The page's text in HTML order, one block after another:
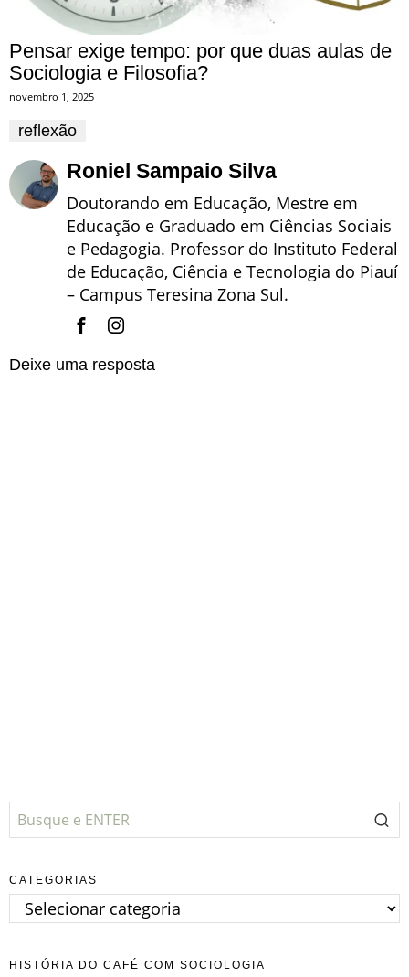
Pensar exige tempo: por que duas aulas de
Sociologia e Filosofia?
novembro 1, 2025
reflexão
Roniel Sampaio Silva
Doutorando em Educação, Mestre em
Educação e Graduado em Ciências Sociais
e Pedagogia. Professor do Instituto Federal
de Educação, Ciência e Tecnologia do Piauí
– Campus Teresina Zona Sul.
Deixe uma resposta
CATEGORIAS
Categorias
HISTÓRIA DO CAFÉ COM SOCIOLOGIA